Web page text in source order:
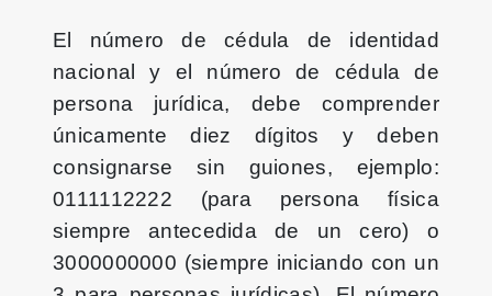
El número de cédula de identidad
nacional y el número de cédula de
persona jurídica, debe comprender
únicamente diez dígitos y deben
consignarse sin guiones, ejemplo:
0111112222 (para persona física
siempre antecedida de un cero) o
3000000000 (siempre iniciando con un